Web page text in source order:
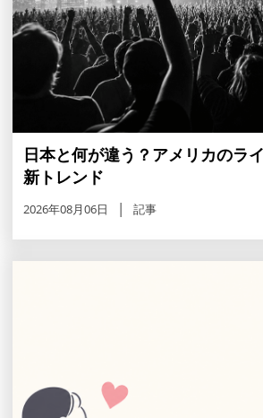
日本と何が違う？アメリカのラ
新トレンド
2026年08月06日 記事